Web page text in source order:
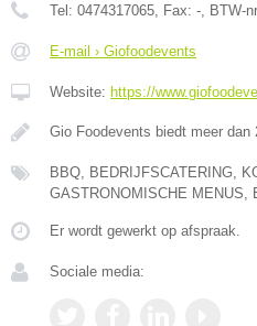
Tel: 0474317065 , Fax: - , BTW-
E-mail › Giofoodevents
Website: https://
Gio Foodevents biedt meer dan
BBQ, BEDRIJFSCATERING,
GASTRONOMISCHE MENUS,
Er wordt gewerkt op afspraak.
Sociale media: